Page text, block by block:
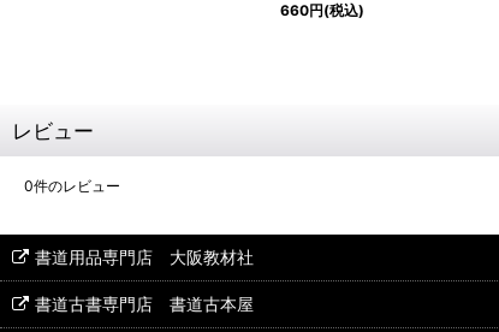
660円(税込)
レビュー
0件のレビュー
書道用品専門店 大阪教材社
書道古書専門店 書道古本屋